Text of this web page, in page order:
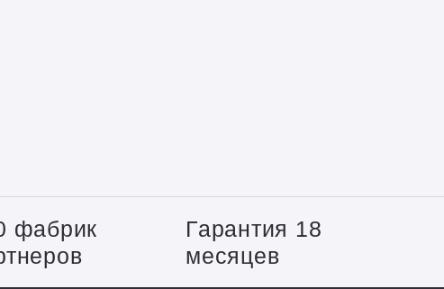
фабрик
Гарантия 18
месяцев